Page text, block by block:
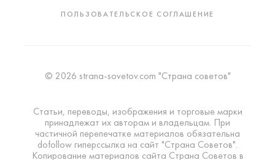
ПОЛЬЗОВАТЕЛЬСКОЕ СОГЛАШЕНИЕ
© 2026 strana-sovetov.com "Страна советов"
Статьи, переводы, изображения и торговые марки
принадлежат их авторам и владельцам. При
частичной перепечатке материалов обязательна
dofollow гиперссылка на сайт "Страна Советов".
Копирование материалов сайта Страна Советов в